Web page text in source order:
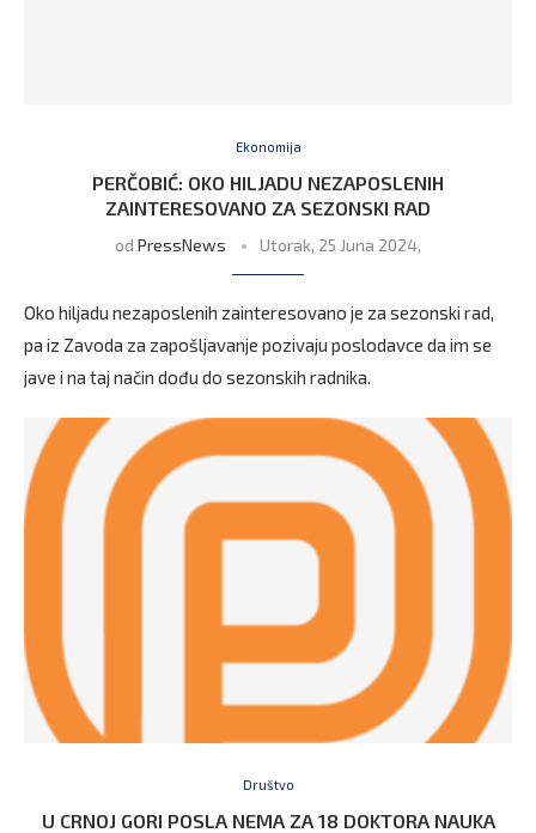
Ekonomija
PERČOBIĆ: OKO HILJADU NEZAPOSLENIH
ZAINTERESOVANO ZA SEZONSKI RAD
od PressNews Utorak, 25 Juna 2024,
Oko hiljadu nezaposlenih zainteresovano je za sezonski rad,
pa iz Zavoda za zapošljavanje pozivaju poslodavce da im se
jave i na taj način dođu do sezonskih radnika.
Društvo
U CRNOJ GORI POSLA NEMA ZA 18 DOKTORA NAUKA